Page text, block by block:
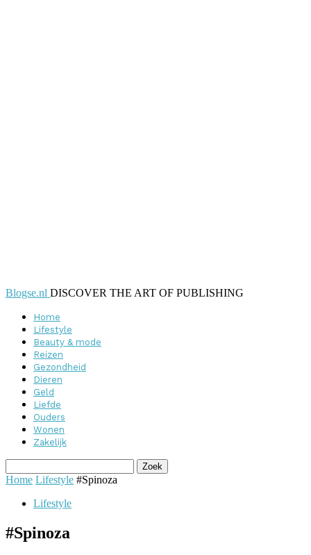
Blogse.nl DISCOVER THE ART OF PUBLISHING
Home
Lifestyle
Beauty & mode
Reizen
Gezondheid
Dieren
Geld
Liefde
Ouders
Wonen
Zakelijk
Home Lifestyle #Spinoza
Lifestyle
#Spinoza